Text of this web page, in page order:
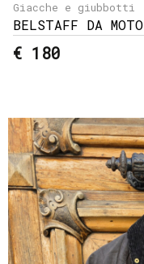
Giacche e giubbotti
BELSTAFF DA MOTO
€ 180